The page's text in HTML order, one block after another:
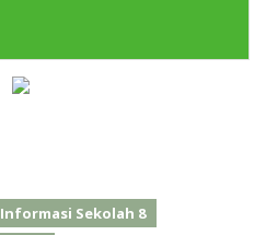
Informasi Sekolah 8